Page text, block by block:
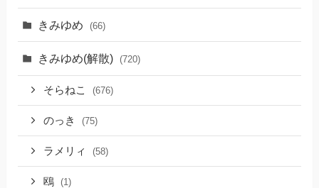
きみゆめ (66)
きみゆめ(解散) (720)
そらねこ (676)
のっき (75)
ラメリィ (58)
鴎 (1)